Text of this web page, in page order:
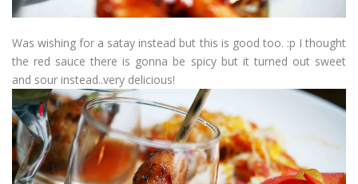
Was wishing for a satay instead but this is good too. :p I thought
the red sauce there is gonna be spicy but it turned out sweet
and sour instead..very delicious!